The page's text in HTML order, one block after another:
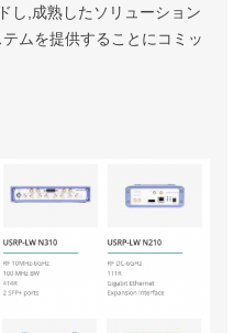
し,成熟したソリューション
ムを提供することにコミッ